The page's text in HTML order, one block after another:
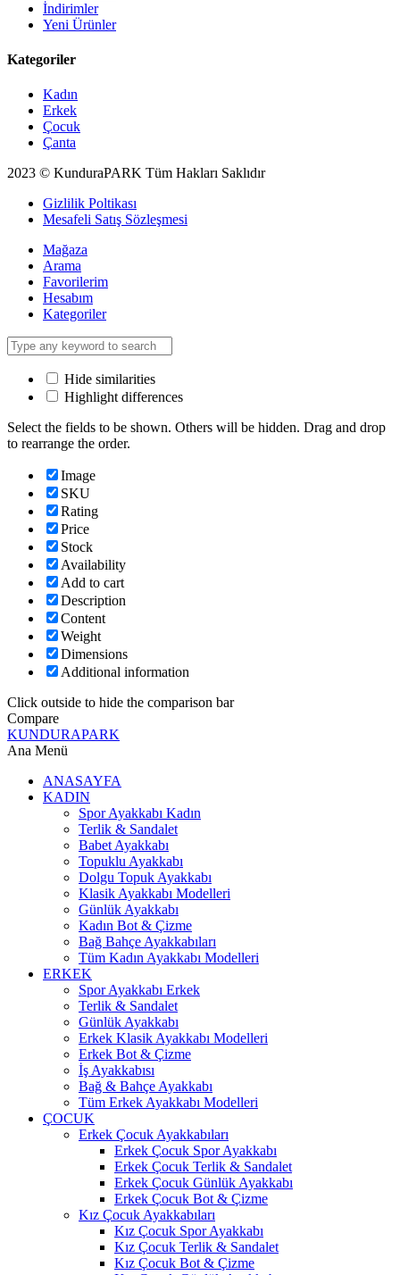
İndirimler
Yeni Ürünler
Kategoriler
Kadın
Erkek
Çocuk
Çanta
2023 © KunduraPARK Tüm Hakları Saklıdır
Gizlilik Poltikası
Mesafeli Satış Sözleşmesi
Mağaza
Arama
Favorilerim
Hesabım
Kategoriler
Hide similarities
Highlight differences
Select the fields to be shown. Others will be hidden. Drag and drop
to rearrange the order.
Image
SKU
Rating
Price
Stock
Availability
Add to cart
Description
Content
Weight
Dimensions
Additional information
Click outside to hide the comparison bar
Compare
KUNDURAPARK
Ana Menü
ANASAYFA
KADIN
Spor Ayakkabı Kadın
Terlik & Sandalet
Babet Ayakkabı
Topuklu Ayakkabı
Dolgu Topuk Ayakkabı
Klasik Ayakkabı Modelleri
Günlük Ayakkabı
Kadın Bot & Çizme
Bağ Bahçe Ayakkabıları
Tüm Kadın Ayakkabı Modelleri
ERKEK
Spor Ayakkabı Erkek
Terlik & Sandalet
Günlük Ayakkabı
Erkek Klasik Ayakkabı Modelleri
Erkek Bot & Çizme
İş Ayakkabısı
Bağ & Bahçe Ayakkabı
Tüm Erkek Ayakkabı Modelleri
ÇOCUK
Erkek Çocuk Ayakkabıları
Erkek Çocuk Spor Ayakkabı
Erkek Çocuk Terlik & Sandalet
Erkek Çocuk Günlük Ayakkabı
Erkek Çocuk Bot & Çizme
Kız Çocuk Ayakkabıları
Kız Çocuk Spor Ayakkabı
Kız Çocuk Terlik & Sandalet
Kız Çocuk Bot & Çizme